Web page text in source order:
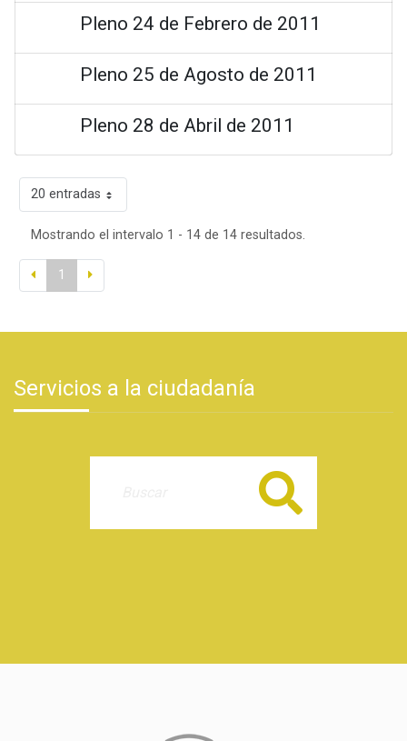
Pleno 24 de Febrero de 2011
Pleno 25 de Agosto de 2011
Pleno 28 de Abril de 2011
20 entradas
Mostrando el intervalo 1 - 14 de 14 resultados.
1
Servicios a la ciudadanía
Buscar